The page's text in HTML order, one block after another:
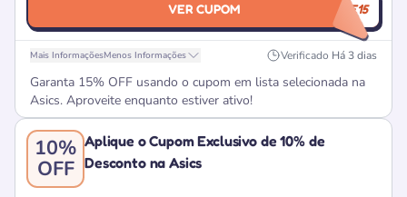
VER CUPOM GANHE15
Mais InformaçõesMenos Informações Verificado Há 3 dias
Garanta 15% OFF usando o cupom em lista selecionada na
Asics. Aproveite enquanto estiver ativo!
10%
OFF
Aplique o Cupom Exclusivo de 10% de
Desconto na Asics